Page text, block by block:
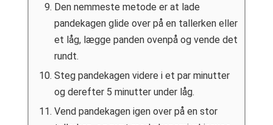
Den nemmeste metode er at lade
pandekagen glide over på en tallerken eller
et låg, lægge panden ovenpå og vende det
rundt.
Steg pandekagen videre i et par minutter
og derefter 5 minutter under låg.
Vend pandekagen igen over på en stor